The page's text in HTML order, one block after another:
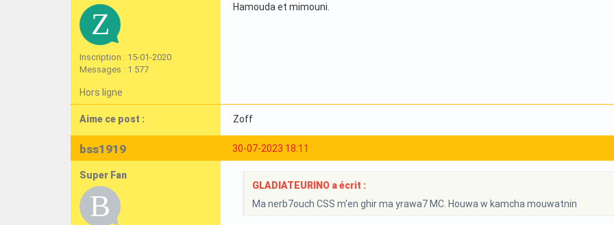
Inscription : 15-01-2020
Messages : 1 577
Hamouda et mimouni.
Hors ligne
Aime ce post : Zoff
30-07-2023 18:11
bss1919
Super Fan
GLADIATEURINO a écrit :
Ma nerb7ouch CSS m'en ghir ma yrawa7 MC. Houwa w kamcha mouwatnin